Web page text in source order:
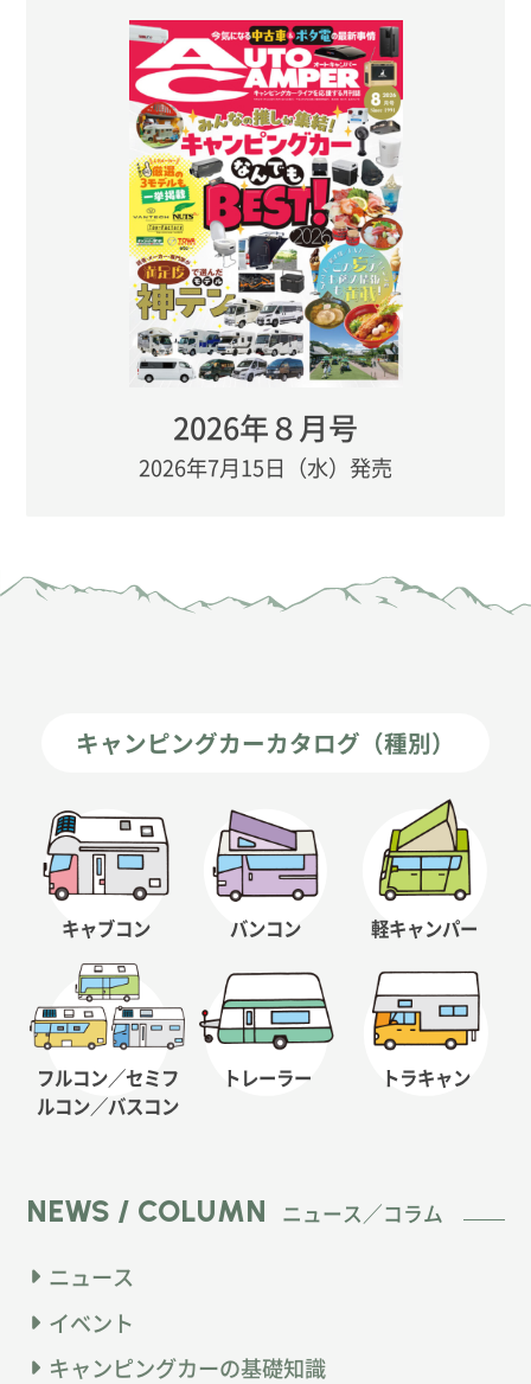
2026年８月号
2026年7月15日（水）発売
キャンピングカーカタログ（種別）
キャブコン バンコン 軽キャンパー
フルコン／セミフ
ルコン／バスコン
トレーラー トラキャン
NEWS / COLUMN ニュース／コラム
ニュース
イベント
キャンピングカーの基礎知識